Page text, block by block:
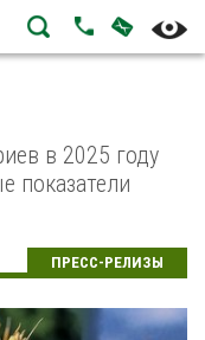
ПОЗВОНИТЬ
в 2025 году
показатели
ПРЕСС-РЕЛИЗЫ